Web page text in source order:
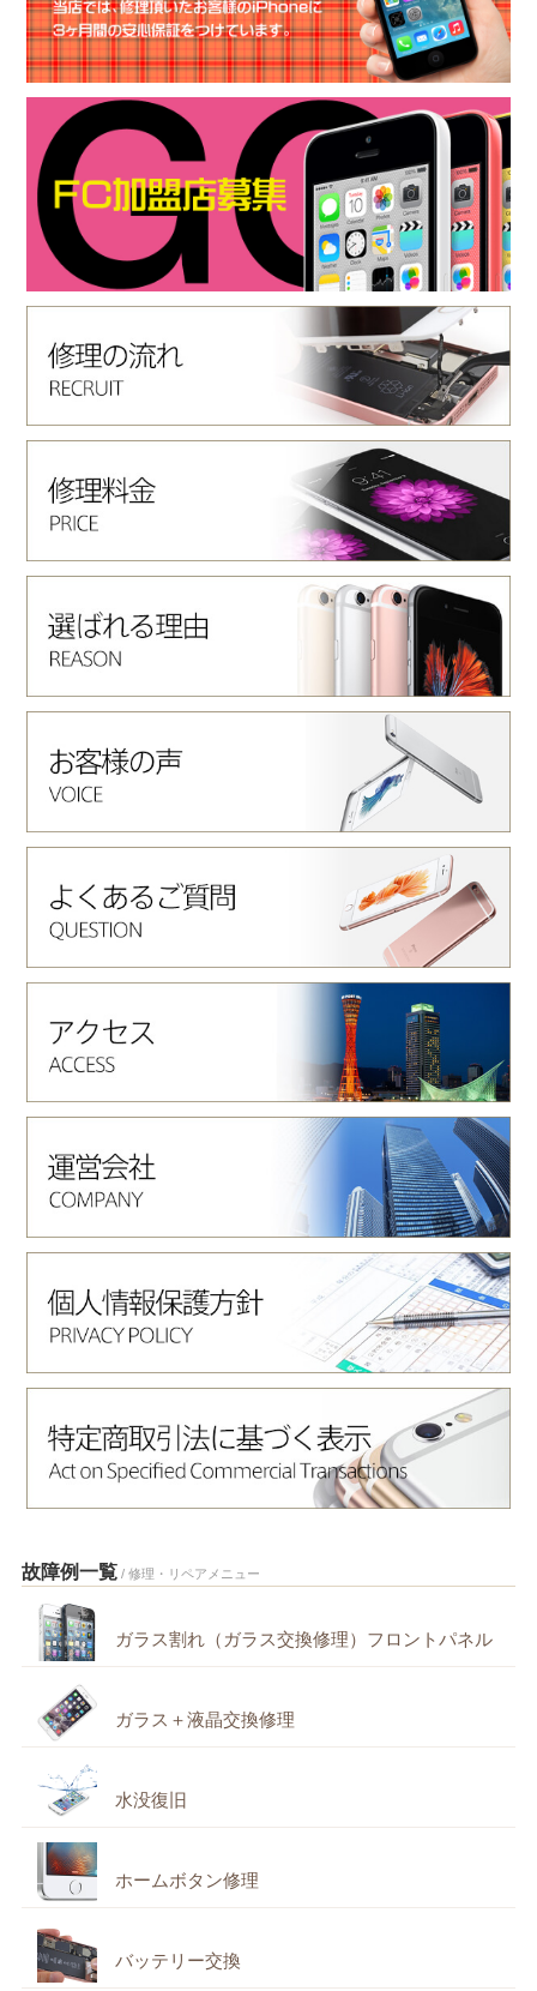
故障例一覧 / 修理・リペアメニュー
ガラス割れ（ガラス交換修理）フロントパネル
ガラス＋液晶交換修理
水没復旧
ホームボタン修理
バッテリー交換